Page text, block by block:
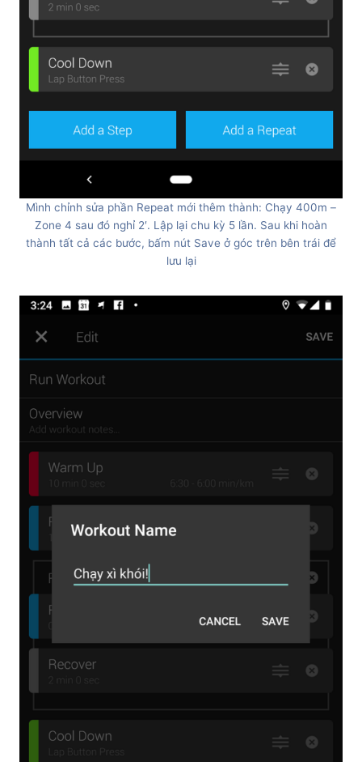
Mình chỉnh sửa phần Repeat mới thêm thành: Chạy 400m –
Zone 4 sau đó nghỉ 2′. Lập lại chu kỳ 5 lần. Sau khi hoàn
thành tất cả các bước, bấm nút Save ở góc trên bên trái để
lưu lại